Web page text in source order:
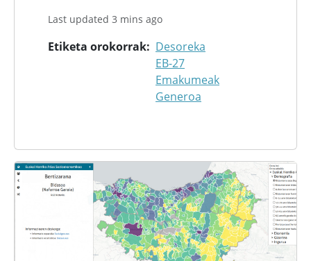
Last updated 3 mins ago
Etiketa orokorrak
Desoreka
EB-27
Emakumeak
Generoa